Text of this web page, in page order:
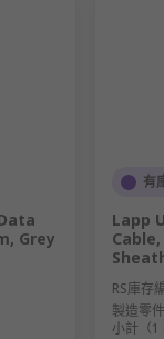
Grey
有
Lapp
RS庫存
製造零
小計（1